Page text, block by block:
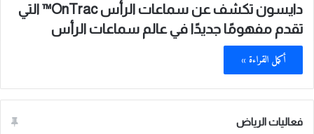
دايسون تكشف عن سماعات الرأس OnTrac™ التي
تقدم مفهومًا جديدًا في عالم سماعات الرأس
أكمل القراءة »
فعاليات الرياض